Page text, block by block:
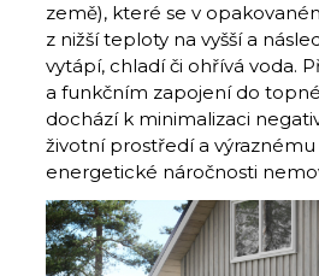
země), které se v
z nižší teploty na vyšší a
vytápí, chladí či ohřívá voda.
a funkčním zapojení do
dochází k minimalizaci
životní prostředí a
energetické náročnosti